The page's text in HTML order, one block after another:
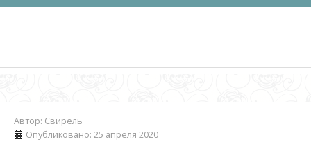
Автор: Свирель
Опубликовано: 25 апреля 2020